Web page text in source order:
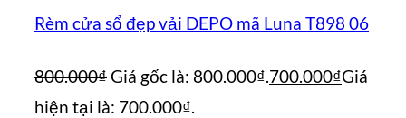
Rèm cửa sổ đẹp vải DEPO mã Luna T898 06
800.000₫Giá gốc là: 800.000₫.700.000₫Giá
hiện tại là: 700.000₫.